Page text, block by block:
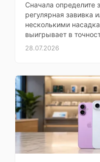
Конструкция
Стереодинамики
Материал граней
Материал задней
крышки
Ударопрочный
Сначала определите
регулярная завивка
несколькими
выигрывает в
28.07.2026